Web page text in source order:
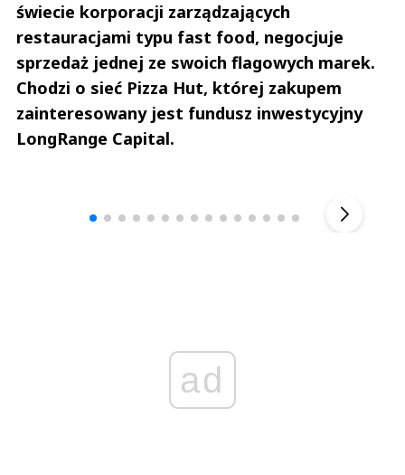
świecie korporacji zarządzających
restauracjami typu fast food, negocjuje
sprzedaż jednej ze swoich flagowych marek.
Chodzi o sieć Pizza Hut, której zakupem
zainteresowany jest fundusz inwestycyjny
LongRange Capital.
ad